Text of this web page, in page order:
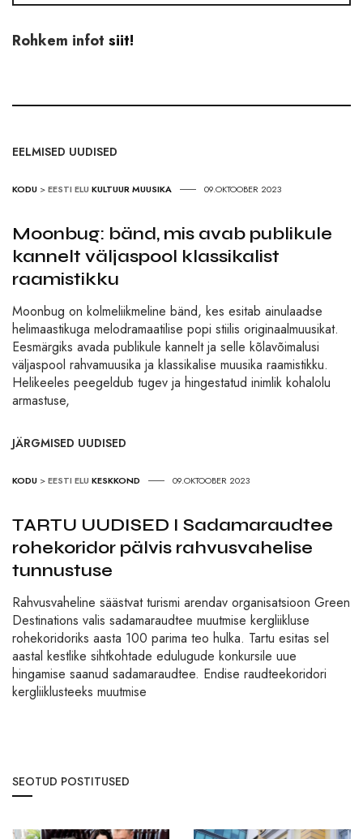
Rohkem infot siit!
EELMISED UUDISED
KODU >EESTI ELU KULTUURMUUSIKA 09.OKTOOBER 2023
Moonbug: bänd, mis avab publikule
kannelt väljaspool klassikalist
raamistikku
Moonbug on kolmeliikmeline bänd, kes esitab ainulaadse
helimaastikuga melodramaatilise popi stiilis originaalmuusikat.
Eesmärgiks avada publikule kannelt ja selle kõlavõimalusi
väljaspool rahvamuusika ja klassikalise muusika raamistikku.
Helikeeles peegeldub tugev ja hingestatud inimlik kohalolu
armastuse,
JÄRGMISED UUDISED
KODU >EESTI ELU KESKKOND 09.OKTOOBER 2023
TARTU UUDISED I Sadamaraudtee
rohekoridor pälvis rahvusvahelise
tunnustuse
Rahvusvaheline säästvat turismi arendav organisatsioon Green
Destinations valis sadamaraudtee muutmise kergliikluse
rohekoridoriks aasta 100 parima teo hulka. Tartu esitas sel
aastal kestlike sihtkohtade edulugude konkursile uue
hingamise saanud sadamaraudtee. Endise raudteekoridori
kergliiklusteeks muutmise
SEOTUD POSTITUSED